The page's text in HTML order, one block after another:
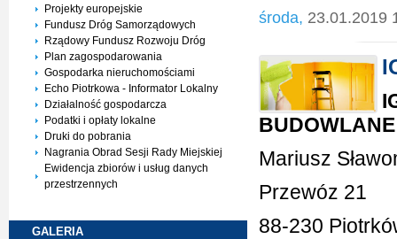
Projekty europejskie
Fundusz Dróg Samorządowych
Rządowy Fundusz Rozwoju Dróg
Plan zagospodarowania
Gospodarka nieruchomościami
Echo Piotrkowa - Informator Lokalny
Działalność gospodarcza
Podatki i opłaty lokalne
Druki do pobrania
Nagrania Obrad Sesji Rady Miejskiej
Ewidencja zbiorów i usług danych
przestrzennych
GALERIA
środa, 23.01.2019
BUDOWLANE
Mariusz
Przewóz 21
88-230